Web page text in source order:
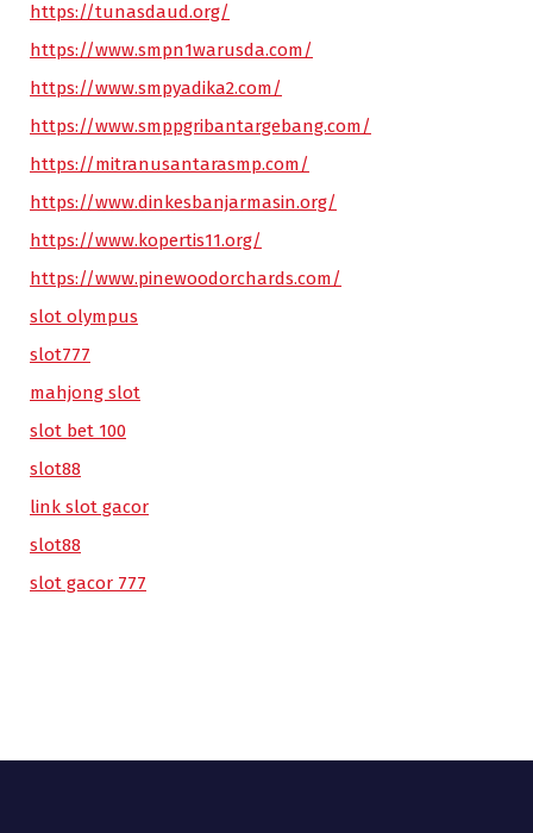
https://tunasdaud.org/
https://www.smpn1warusda.com/
https://www.smpyadika2.com/
https://www.smppgribantargebang.com/
https://mitranusantarasmp.com/
https://www.dinkesbanjarmasin.org/
https://www.kopertis11.org/
https://www.pinewoodorchards.com/
slot olympus
slot777
mahjong slot
slot bet 100
slot88
link slot gacor
slot88
slot gacor 777